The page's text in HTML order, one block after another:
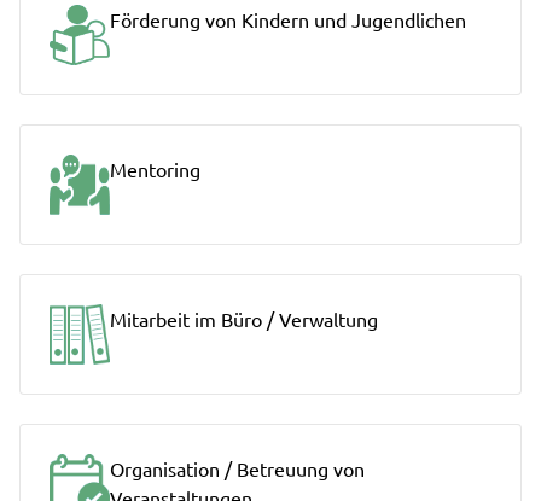
Förderung von Kindern und Jugendlichen
Mentoring
Mitarbeit im Büro / Verwaltung
Organisation / Betreuung von